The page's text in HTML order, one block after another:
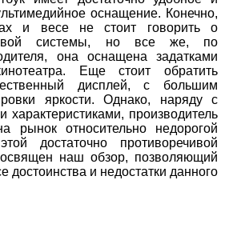
оснащение. Конечно,
и весе не стоит говорить о
системы, но все же, по
она оснащена задатками
Еще стоит обратить
дисплей, с большим
яркости. Однако, наряду с
характеристиками, производитель
рынок относительно недорогой
достаточно противоречивой
наш обзор, позволяющий
достоинства и недостатки данного